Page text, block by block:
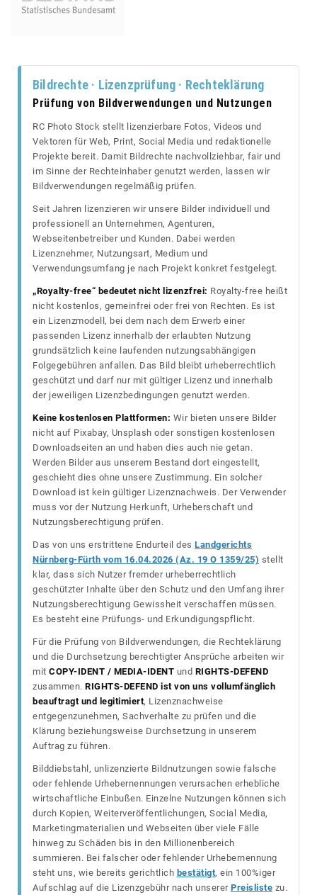
Bildrechte · Lizenzprüfung · Rechteklärung
Prüfung von Bildverwendungen und Nutzungen
RC Photo Stock stellt lizenzierbare Fotos, Videos und
Vektoren für Web, Print, Social Media und redaktionelle
Projekte bereit. Damit Bildrechte nachvollziehbar, fair und
im Sinne der Rechteinhaber genutzt werden, lassen wir
Bildverwendungen regelmäßig prüfen.
Seit Jahren lizenzieren wir unsere Bilder individuell und
professionell an Unternehmen, Agenturen,
Webseitenbetreiber und Kunden. Dabei werden
Lizenznehmer, Nutzungsart, Medium und
Verwendungsumfang je nach Projekt konkret festgelegt.
„Royalty-free“ bedeutet nicht lizenzfrei: Royalty-free heißt
nicht kostenlos, gemeinfrei oder frei von Rechten. Es ist
ein Lizenzmodell, bei dem nach dem Erwerb einer
passenden Lizenz innerhalb der erlaubten Nutzung
grundsätzlich keine laufenden nutzungsabhängigen
Folgegebühren anfallen. Das Bild bleibt urheberrechtlich
geschützt und darf nur mit gültiger Lizenz und innerhalb
der jeweiligen Lizenzbedingungen genutzt werden.
Keine kostenlosen Plattformen: Wir bieten unsere Bilder
nicht auf Pixabay, Unsplash oder sonstigen kostenlosen
Downloadseiten an und haben dies auch nie getan.
Werden Bilder aus unserem Bestand dort eingestellt,
geschieht dies ohne unsere Zustimmung. Ein solcher
Download ist kein gültiger Lizenznachweis. Der Verwender
muss vor der Nutzung Herkunft, Urheberschaft und
Nutzungsberechtigung prüfen.
Das von uns erstrittene Endurteil des Landgerichts
Nürnberg-Fürth vom 16.04.2026 (Az. 19 O 1359/25) stellt
klar, dass sich Nutzer fremder urheberrechtlich
geschützter Inhalte über den Schutz und den Umfang ihrer
Nutzungsberechtigung Gewissheit verschaffen müssen.
Es besteht eine Prüfungs- und Erkundigungspflicht.
Für die Prüfung von Bildverwendungen, die Rechteklärung
und die Durchsetzung berechtigter Ansprüche arbeiten wir
mit COPY-IDENT / MEDIA-IDENT und RIGHTS-DEFEND
zusammen. RIGHTS-DEFEND ist von uns vollumfänglich
beauftragt und legitimiert, Lizenznachweise
entgegenzunehmen, Sachverhalte zu prüfen und die
Klärung beziehungsweise Durchsetzung in unserem
Auftrag zu führen.
Bilddiebstahl, unlizenzierte Bildnutzungen sowie falsche
oder fehlende Urhebernennungen verursachen erhebliche
wirtschaftliche Einbußen. Einzelne Nutzungen können sich
durch Kopien, Weiterveröffentlichungen, Social Media,
Marketingmaterialien und Webseiten über viele Fälle
hinweg zu Schäden bis in den Millionenbereich
summieren. Bei falscher oder fehlender Urhebernennung
steht uns, wie bereits gerichtlich bestätigt, ein 100%iger
Aufschlag auf die Lizenzgebühr nach unserer Preisliste zu.